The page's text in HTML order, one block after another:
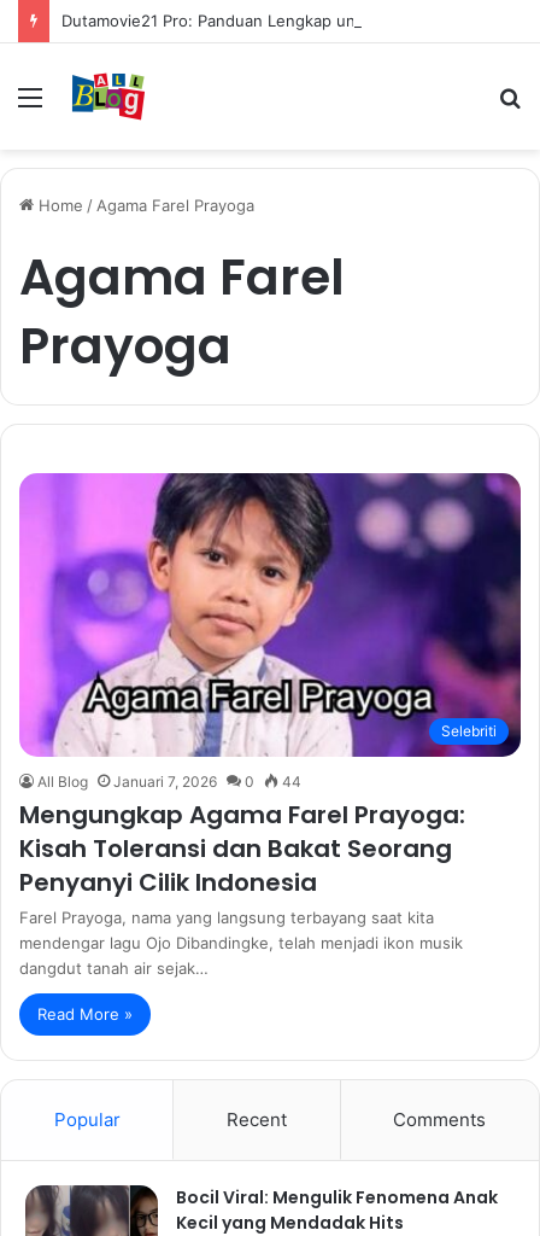
Menu
Home / Agama Farel Prayoga
Agama Farel
Prayoga
Selebriti
All Blog Januari 7, 2026 0 44
Mengungkap Agama Farel Prayoga:
Kisah Toleransi dan Bakat Seorang
Penyanyi Cilik Indonesia
Farel Prayoga, nama yang langsung terbayang saat kita
mendengar lagu Ojo Dibandingke, telah menjadi ikon musik
dangdut tanah air sejak…
Read More »
Popular Recent Comments
Bocil Viral: Mengulik Fenomena Anak
Kecil yang Mendadak Hits